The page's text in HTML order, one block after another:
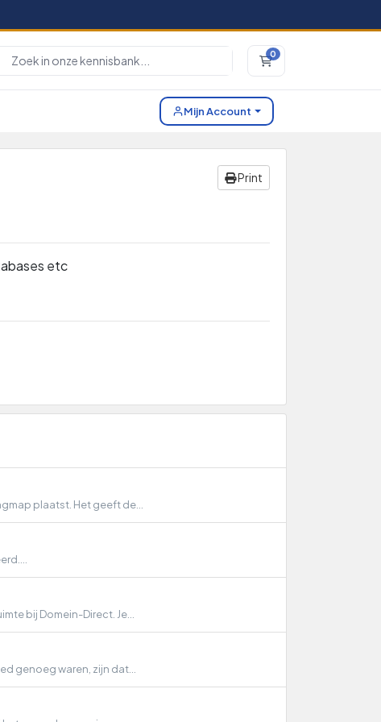
0Winkelwagen
Mijn Account
Print
etc
plaatst. Het geeft de...
bij Domein-Direct. Je...
genoeg waren, zijn dat...